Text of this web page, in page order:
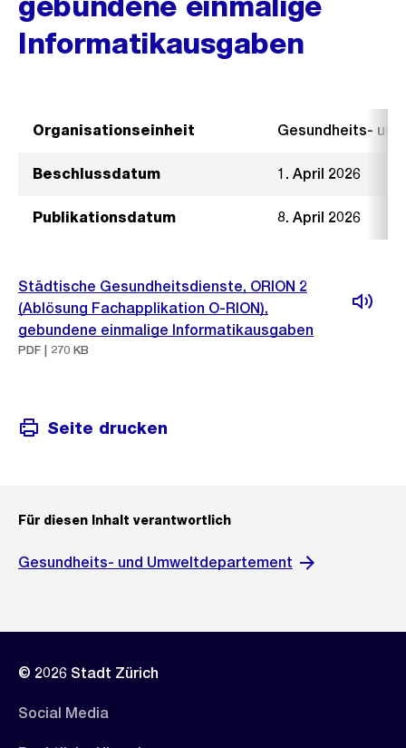
Informatikausgaben
Organisationseinheit Gesundheits-
Beschlussdatum 1. April 2026
Publikationsdatum 8. April 2026
Städtische Gesundheitsdienste, ORION 2
(Ablösung Fachapplikation O-RION),
gebundene einmalige Informatikausgaben
PDF | 270 KB
Seite drucken
Für diesen Inhalt verantwortlich
Gesundheits- und Umweltdepartement
© 2026 Stadt Zürich
Social Media